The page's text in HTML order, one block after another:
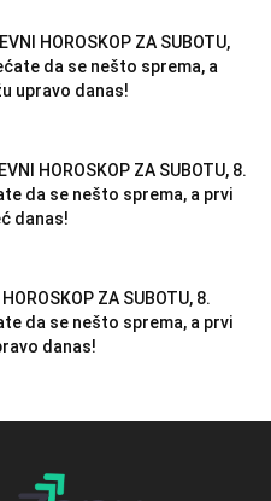
HOROSKOP ZA SUBOTU,
da se nešto sprema, a
upravo danas!
HOROSKOP ZA SUBOTU, 8.
da se nešto sprema, a prvi
danas!
ZA SUBOTU, 8.
da se nešto sprema, a prvi
danas!